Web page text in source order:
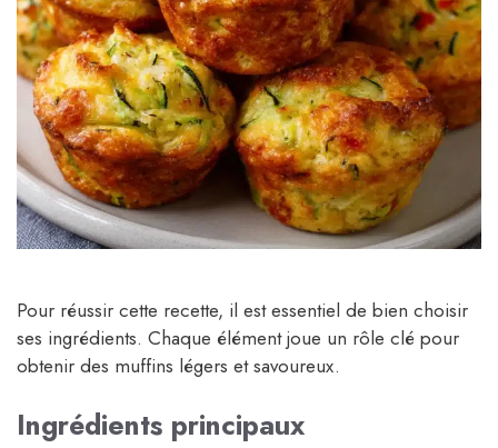
Pour réussir cette recette, il est essentiel de bien choisir
ses ingrédients. Chaque élément joue un rôle clé pour
obtenir des muffins légers et savoureux.
Ingrédients principaux